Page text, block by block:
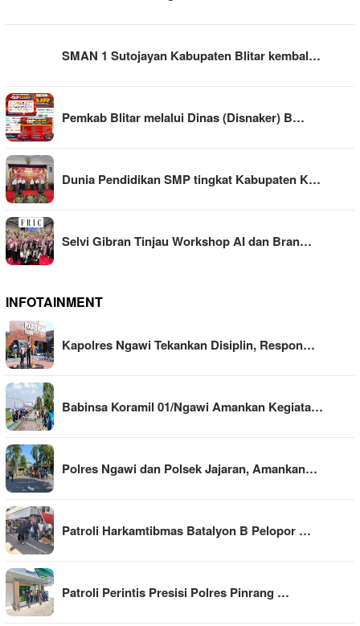
SMAN 1 Sutojayan Kabupaten Blitar kembal…
Pemkab Blitar melalui Dinas (Disnaker) B…
Dunia Pendidikan SMP tingkat Kabupaten K…
Selvi Gibran Tinjau Workshop AI dan Bran…
INFOTAINMENT
Kapolres Ngawi Tekankan Disiplin, Respon…
Babinsa Koramil 01/Ngawi Amankan Kegiata…
Polres Ngawi dan Polsek Jajaran, Amankan…
Patroli Harkamtibmas Batalyon B Pelopor …
Patroli Perintis Presisi Polres Pinrang …